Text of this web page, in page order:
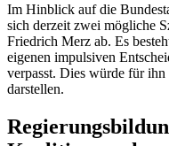
Im Hinblick auf die
sich derzeit zwei mögliche
Friedrich Merz ab. Es
eigenen impulsiven
verpasst. Dies würde für
darstellen.